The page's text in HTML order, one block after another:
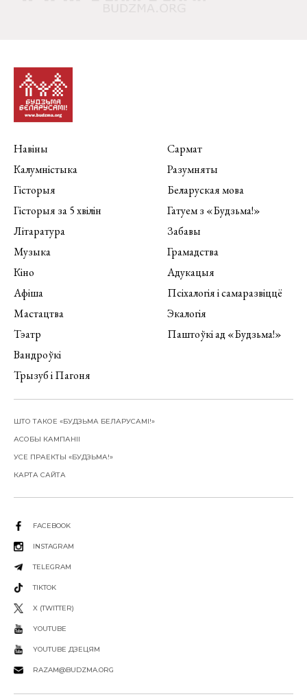
Навіны
Калумністыка
Гісторыя
Гісторыя за 5 хвілін
Літаратура
Музыка
Кіно
Афіша
Мастацтва
Тэатр
Вандроўкі
Трызуб і Пагоня
Сармат
Разумняты
Беларуская мова
Гатуем з «Будзьма!»
Забавы
Грамадства
Адукацыя
Псіхалогія і самаразвіццё
Экалогія
Паштоўкі ад «Будзьма!»
ШТО ТАКОЕ «БУДЗЬМА БЕЛАРУСАМІ!»
АСОБЫ КАМПАНІІ
УСЕ ПРАЕКТЫ «БУДЗЬМА!»
КАРТА САЙТА
FACEBOOK
INSTAGRAM
TELEGRAM
TIKTOK
X (TWITTER)
YOUTUBE
YOUTUBE ДЗЕЦЯМ
RAZAM@BUDZMA.ORG